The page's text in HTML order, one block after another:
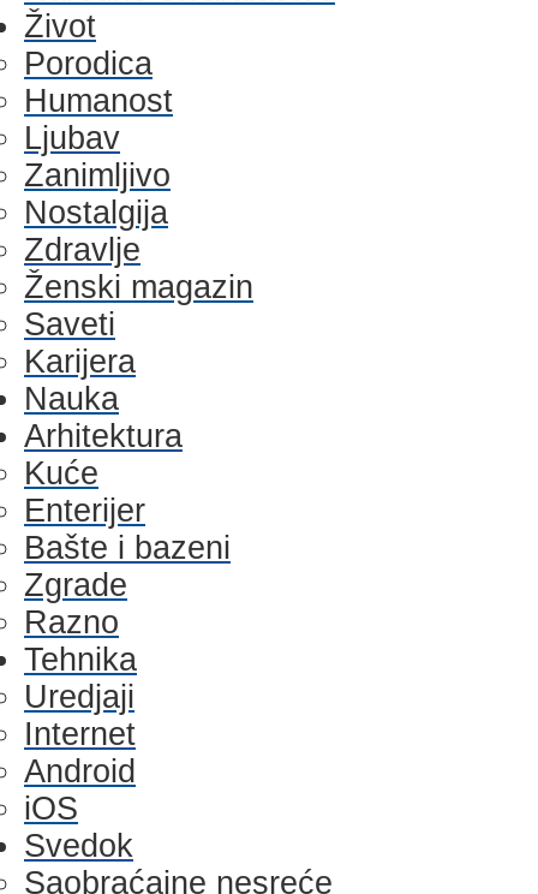
Život
Porodica
Humanost
Ljubav
Zanimljivo
Nostalgija
Zdravlje
Ženski magazin
Saveti
Karijera
Nauka
Arhitektura
Kuće
Enterijer
Bašte i bazeni
Zgrade
Razno
Tehnika
Uredjaji
Internet
Android
iOS
Svedok
Saobraćajne nesreće